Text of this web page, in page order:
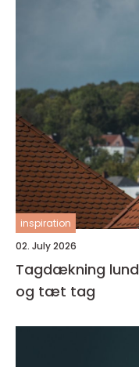
inspiration
02. July 2026
Tagdækning lund sådan får du et holdbart
og tæt tag